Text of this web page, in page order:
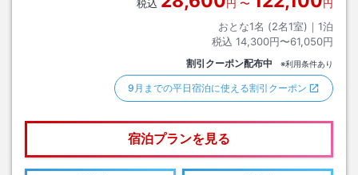
税込
円 〜
円
おとな1名 (2名1室)｜ 1泊
税込 14,300円〜61,050円
割引クーポン配布中 ※利用条件あり
9月までの平日宿泊に使える割引クーポン
宿泊プランを見る